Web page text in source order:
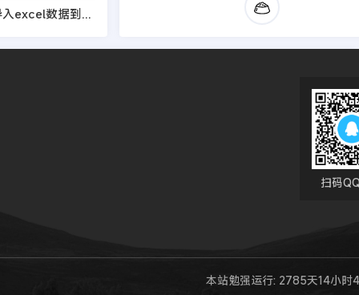
DEDECMS批量导入excel数据到后台文章系统的开发教程
扫码
本站勉强运行: 2785天14小时